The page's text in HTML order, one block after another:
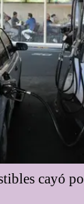
cayó